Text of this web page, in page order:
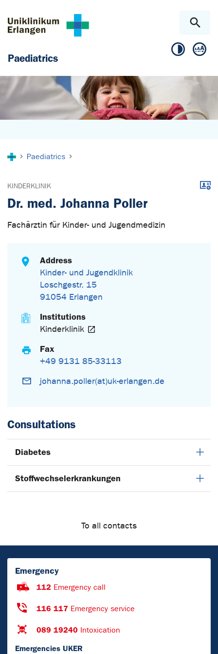
Paediatrics
Paediatrics
KINDERKLINIK
Dr. med. Johanna Poller
Fachärztin für Kinder- und Jugendmedizin
Address
Kinder- und Jugendklinik
Loschgestr. 15
91054 Erlangen
Institutions
Kinderklinik
Fax
+49 9131 85-33113
johanna.poller(at)uk-erlangen.de
Consultations
Diabetes
Stoffwechselerkrankungen
To all contacts
Emergency
112 Emergency call
116 117 Emergency service
089 19240 Intoxication
Emergencies UKER